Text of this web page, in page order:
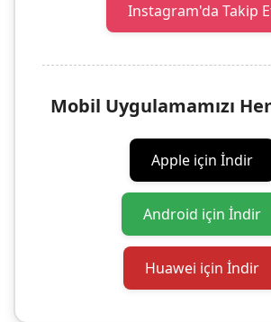
Instagram'da Takip
Mobil Uygulamamızı
Apple için İndir
Android için İndir
Huawei için İndir